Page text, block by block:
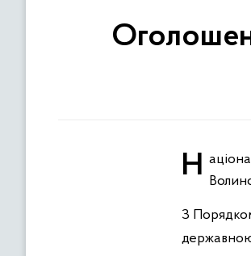
Національна комісія зі стандартів державної мови оголошує про потребу в залученні уповноважених установ у
З